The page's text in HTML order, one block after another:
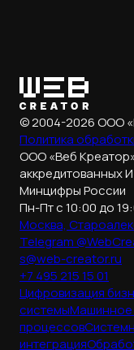
© 2004-2026 ООО
Политика
ООО «Веб
аккредитованных
Минцифры России
Пн-Пт с 10:00 до
Москва,
Telegram
s@web-creator.ru
+7 495 215 15 01
Цифровизация
системыМашинное
процессов
интеграция